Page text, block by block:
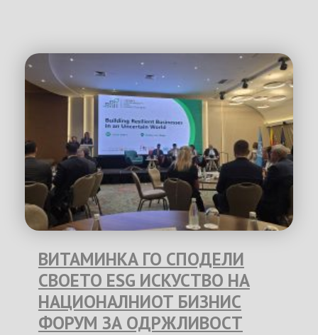
ВИТАМИНКА ГО СПОДЕЛИ
СВОЕТО ESG ИСКУСТВО НА
НАЦИОНАЛНИОТ БИЗНИС
ФОРУМ ЗА ОДРЖЛИВОСТ